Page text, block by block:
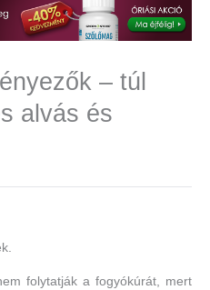
– túl
alvás és
folytatják a fogyókúrát, mert